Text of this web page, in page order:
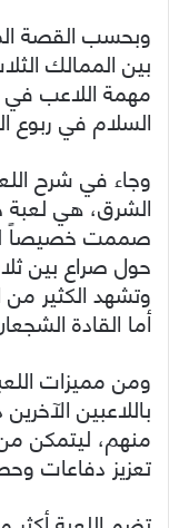
وبحسب القصة
بين الممالك
مهمة اللاعب
السلام في ربوع
وجاء في شرح
الشرق، هي لعبة
صممت خصيصاً
حول صراع بين
وتشهد الكثير من
أما القادة
ومن مميزات
باللاعبين
منهم، ليتمكن
تعزيز دفاعات